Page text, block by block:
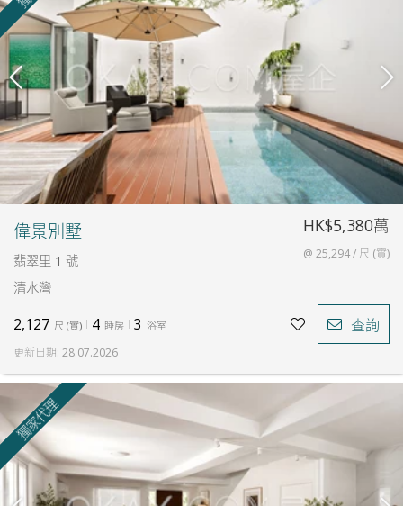
偉景別墅
翡翠里 1 號
清水灣
HK$5,380萬
@ 25,294 / 尺 (實)
2,127 尺 (實) 4 睡房 3 浴室 查詢
更新日期: 28.07.2026
獨家代理